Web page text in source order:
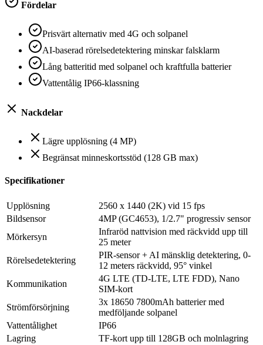
Fördelar
Prisvärt alternativ med 4G och solpanel
AI-baserad rörelsedetektering minskar falsklarm
Lång batteritid med solpanel och kraftfulla batterier
Vattentålig IP66-klassning
Nackdelar
Lägre upplösning (4 MP)
Begränsat minneskortsstöd (128 GB max)
Specifikationer
Upplösning
2560 x 1440 (2K) vid 15 fps
Bildsensor
4MP (GC4653), 1/2.7" progressiv sensor
Mörkersyn
Infraröd nattvision med räckvidd upp till
25 meter
Rörelsedetektering
PIR-sensor + AI mänsklig detektering, 0-
12 meters räckvidd, 95° vinkel
Kommunikation
4G LTE (TD-LTE, LTE FDD), Nano
SIM-kort
Strömförsörjning
3x 18650 7800mAh batterier med
medföljande solpanel
Vattentålighet
IP66
Lagring
TF-kort upp till 128GB och molnlagring